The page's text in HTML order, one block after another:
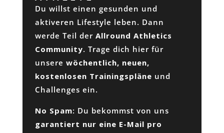
Du willst einen gesunden und
aktiveren Lifestyle leben. Dann
werde Teil der Allround Athletics
Community. Trage dich hier für
unsere wöchentlich, neuen,
kostenlosen Trainingspläne und
Challenges ein.
No Spam: Du bekommst von uns
garantiert nur eine E-Mail pro